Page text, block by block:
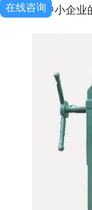
低，是中小企业
在线咨询